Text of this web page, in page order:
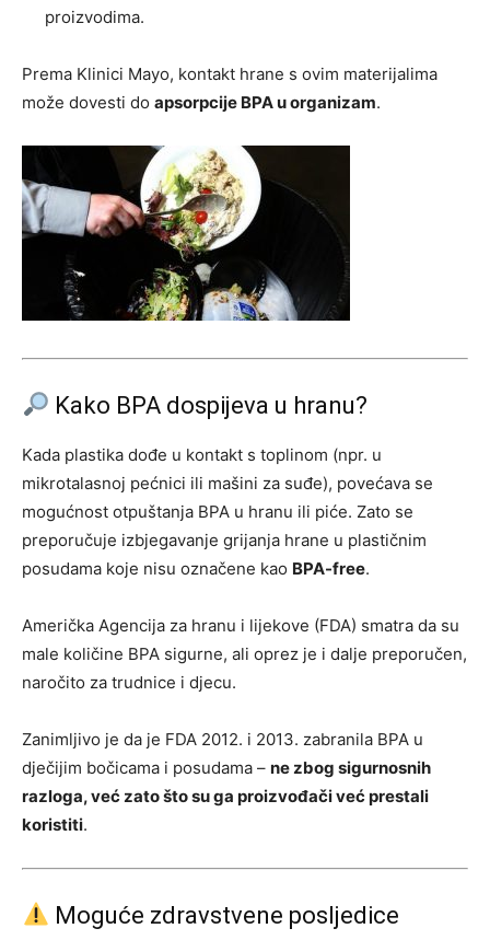
proizvodima.
Prema Klinici Mayo, kontakt hrane s ovim materijalima
može dovesti do apsorpcije BPA u organizam.
Kako BPA dospijeva u hranu?
Kada plastika dođe u kontakt s toplinom (npr. u
mikrotalasnoj pećnici ili mašini za suđe), povećava se
mogućnost otpuštanja BPA u hranu ili piće. Zato se
preporučuje izbjegavanje grijanja hrane u plastičnim
posudama koje nisu označene kao BPA-free.
Američka Agencija za hranu i lijekove (FDA) smatra da su
male količine BPA sigurne, ali oprez je i dalje preporučen,
naročito za trudnice i djecu.
Zanimljivo je da je FDA 2012. i 2013. zabranila BPA u
dječijim bočicama i posudama – ne zbog sigurnosnih
razloga, već zato što su ga proizvođači već prestali
koristiti.
Moguće zdravstvene posljedice